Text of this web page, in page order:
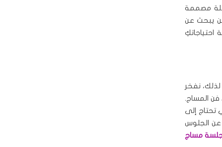
مصممة
يبحث عن
احتياجاتكِ
نفخر
فن المساج.
تحتاج إلى
عن الجلوس
مساج